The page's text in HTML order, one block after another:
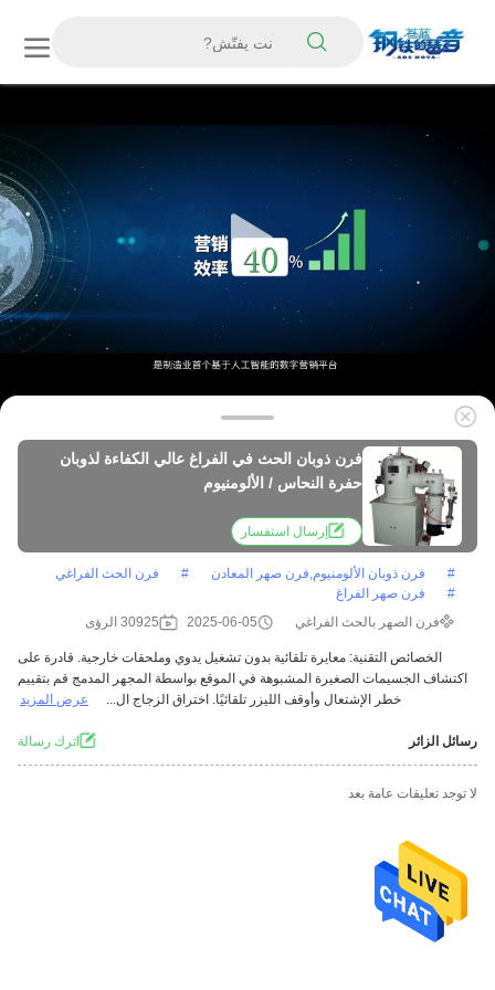
فرن ذوبان الحث في الفراغ عالي الكفاءة لذوبان
حفرة النحاس / الألومنيوم
إرسال استفسار
# فرن ذوبان الألومنيوم,فرن صهر المعادن #
فرن الحث الفراغي
#
فرن صهر الفراغ
فرن الصهر بالحث الفراغي
2025-06-05 30925 الرؤى
الخصائص التقنية: معايرة تلقائية بدون تشغيل يدوي وملحقات خارجية. قادرة على
اكتشاف الجسيمات الصغيرة المشبوهة في الموقع بواسطة المجهر المدمج قم بتقييم
خطر الإشتعال وأوقف الليزر تلقائيًا. اختراق الزجاج ال...
عرض المزيد
رسائل الزائر اترك رسالة
لا توجد تعليقات عامة بعد